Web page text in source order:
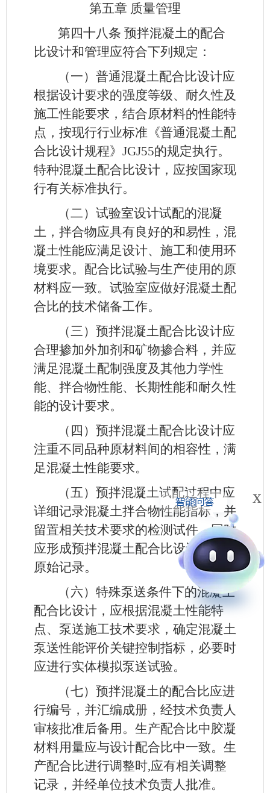
第五章 质量管理
第四十八条 预拌混凝土的配合
比设计和管理应符合下列规定：
（一）普通混凝土配合比设计应
根据设计要求的强度等级、耐久性及
施工性能要求，结合原材料的性能特
点，按现行行业标准《普通混凝土配
合比设计规程》JGJ55的规定执行。
特种混凝土配合比设计，应按国家现
行有关标准执行。
（二）试验室设计试配的混凝
土，拌合物应具有良好的和易性，混
凝土性能应满足设计、施工和使用环
境要求。配合比试验与生产使用的原
材料应一致。试验室应做好混凝土配
合比的技术储备工作。
（三）预拌混凝土配合比设计应
合理掺加外加剂和矿物掺合料，并应
满足混凝土配制强度及其他力学性
能、拌合物性能、长期性能和耐久性
能的设计要求。
（四）预拌混凝土配合比设计应
注重不同品种原材料间的相容性，满
足混凝土性能要求。
（五）预拌混凝土试配过程中应
详细记录混凝土拌合物性能指标，并
留置相关技术要求的检测试件，同时
应形成预拌混凝土配合比设计及试配
原始记录。
（六）特殊泵送条件下的混凝土
配合比设计，应根据混凝土性能特
点、泵送施工技术要求，确定混凝土
泵送性能评价关键控制指标，必要时
应进行实体模拟泵送试验。
（七）预拌混凝土的配合比应进
行编号，并汇编成册，经技术负责人
审核批准后备用。生产配合比中胶凝
材料用量应与设计配合比中一致。生
产配合比进行调整时,应有相关调整
记录，并经单位技术负责人批准。
x